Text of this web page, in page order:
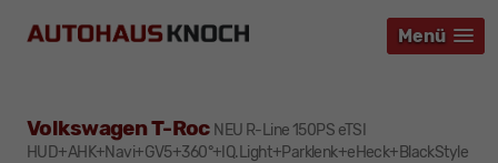
Menü
Menü
Menü
Volkswagen T-Roc NEU R-Line 150PS eTSI
HUD+AHK+Navi+GV5+360°+IQ.Light+Parklenk+eHeck+BlackStyle